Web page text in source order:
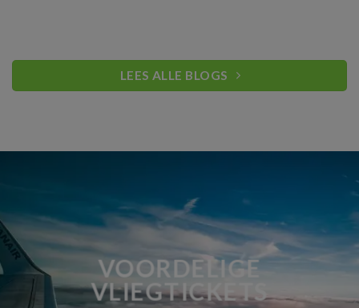
LEES ALLE BLOGS
VOORDELIGE
VLIEGTICKETS